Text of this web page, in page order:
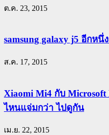
ต.ค. 23, 2015
samsung galaxy j5 อีกห
ส.ค. 17, 2015
Xiaomi Mi4 กับ
ไหนแจ่มกว่า ไปดูกัน
เม.ย. 22, 2015